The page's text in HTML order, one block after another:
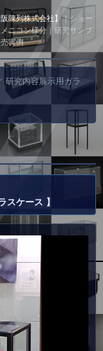
陳列株式会社】｜ショー
ニコン様分｜研究サンプ
実例
研究内容展示用ガラ
スケース 】